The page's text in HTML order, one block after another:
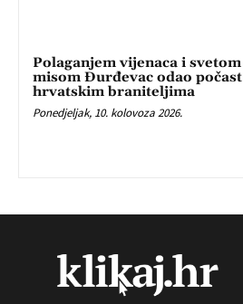
Polaganjem vijenaca i svetom
misom Đurđevac odao počast
hrvatskim braniteljima
Ponedjeljak, 10. kolovoza 2026.